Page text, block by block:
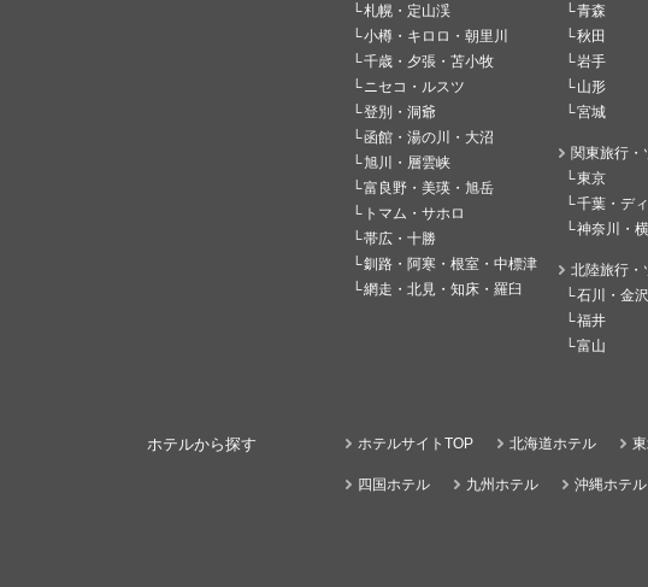
札幌・定山渓
小樽・キロロ・朝里川
千歳・夕張・苫小牧
ニセコ・ルスツ
登別・洞爺
函館・湯の川・大沼
旭川・層雲峡
富良野・美瑛・旭岳
トマム・サホロ
帯広・十勝
釧路・阿寒・根室・中標津
網走・北見・知床・羅臼
青森
秋田
岩手
山形
宮城
関東旅行・
東京
千葉・デ
神奈川・
北陸旅行・
石川・金沢
福井
富山
ホテルから探す ホテルサイトTOP 北海道ホテル
四国ホテル 九州ホテル 沖縄ホテル